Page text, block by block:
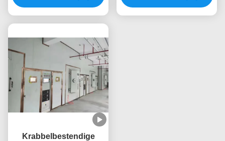
besturingssysteem
en volledig automatisch
Krabbelbestendige